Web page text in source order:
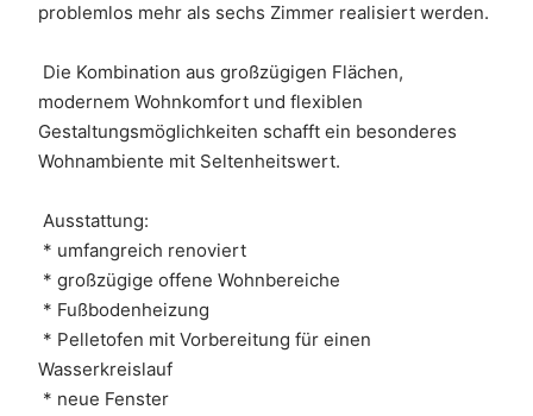
problemlos mehr als sechs Zimmer realisiert werden.
modernem Wohnkomfort und flexiblen
Gestaltungsmöglichkeiten schafft ein besonderes
Wohnambiente mit Seltenheitswert.
Ausstattung:
* umfangreich renoviert
* großzügige offene Wohnbereiche
* Fußbodenheizung
Wasserkreislauf
* neue Fenster